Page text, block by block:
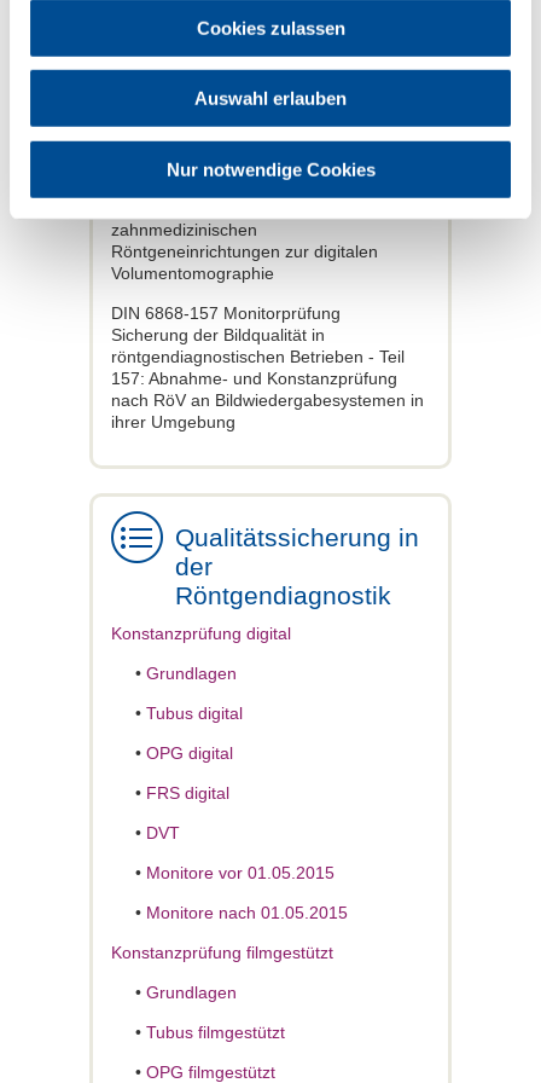
Cookies zulassen
Auswahl erlauben
Nur notwendige Cookies
zahnmedizinischen
Röntgeneinrichtungen zur digitalen
Geräte
Sicherung der Bildqualität in
röntgendiagnostischen Betrieben - Teil
zahnmedizinischen
Röntgeneinrichtungen zur digitalen
Volumentomographie
DIN 6868-157 Monitorprüfung
Sicherung der Bildqualität in
röntgendiagnostischen Betrieben - Teil
157: Abnahme- und Konstanzprüfung
nach RöV an Bildwiedergabesystemen in
ihrer Umgebung
Qualitätssicherung in
der
Röntgendiagnostik
Konstanzprüfung digital
• Grundlagen
• Tubus digital
• OPG digital
• FRS digital
• DVT
• Monitore vor 01.05.2015
• Monitore nach 01.05.2015
Konstanzprüfung filmgestützt
• Grundlagen
• Tubus filmgestützt
• OPG filmgestützt